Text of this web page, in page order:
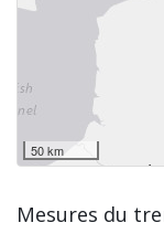
50 km
Mesures du